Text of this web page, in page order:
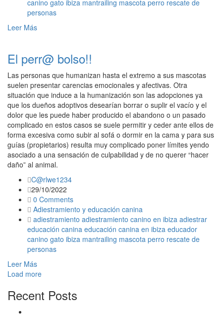
canino gato ibiza mantrailing mascota perro rescate de
personas
Leer Más
El perr@ bolso!!
Las personas que humanizan hasta el extremo a sus mascotas
suelen presentar carencias emocionales y afectivas. Otra
situación que induce a la humanización son las adopciones ya
que los dueños adoptivos desearían borrar o suplir el vacío y el
dolor que les puede haber producido el abandono o un pasado
complicado en estos casos se suele permitir y ceder ante ellos de
forma excesiva como subir al sofá o dormir en la cama y para sus
guías (propietarios) resulta muy complicado poner límites yendo
asociado a una sensación de culpabilidad y de no querer “hacer
daño” al animal.
C@rlwe1234
29/10/2022
0 Comments
Adiestramiento y educación canina
adiestramiento adiestramiento canino en ibiza adiestrar
educación canina educación canina en ibiza educador
canino gato ibiza mantrailing mascota perro rescate de
personas
Leer Más
Load more
Recent Posts